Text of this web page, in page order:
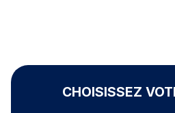
CHOISISSEZ